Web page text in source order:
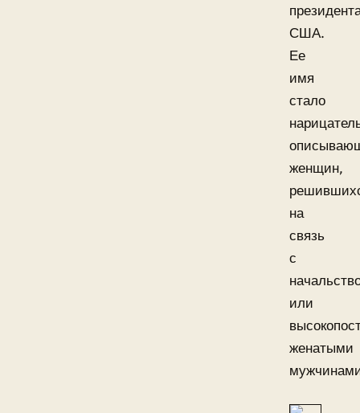
США.
Ее
имя
стало
женщин,
на
связь
с
или
женатыми